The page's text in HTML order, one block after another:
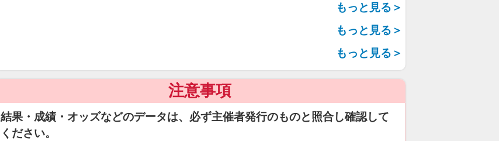
もっと見る＞
もっと見る＞
もっと見る＞
注意事項
結果・成績・オッズなどのデータは、必ず主催者発行のものと照合し確認して
ください。